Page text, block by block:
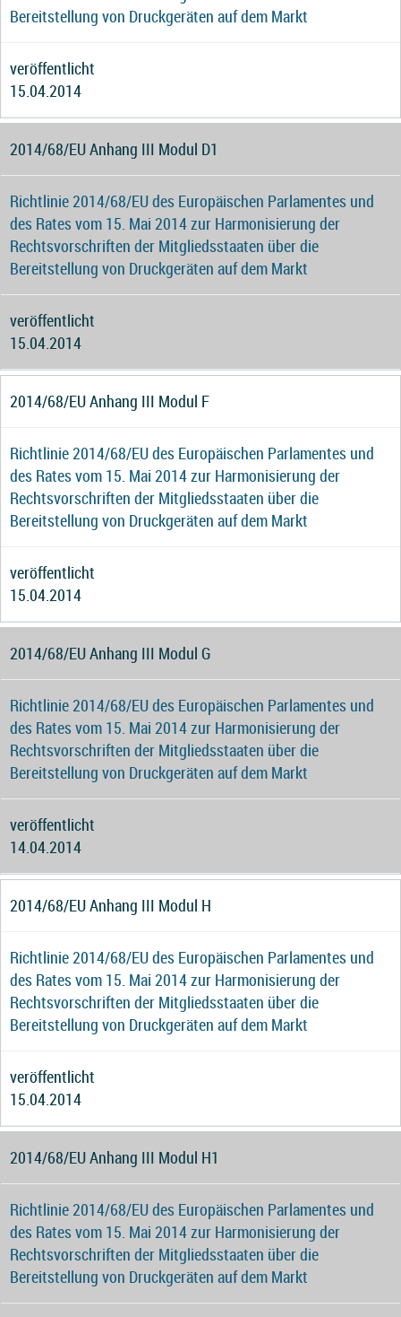
Bereitstellung von Druckgeräten auf dem Markt
veröffentlicht
15.04.2014
2014/68/EU Anhang III Modul D1
Richtlinie 2014/68/EU des Europäischen Parlamentes und
des Rates vom 15. Mai 2014 zur Harmonisierung der
Rechtsvorschriften der Mitgliedsstaaten über die
Bereitstellung von Druckgeräten auf dem Markt
veröffentlicht
15.04.2014
2014/68/EU Anhang III Modul F
Richtlinie 2014/68/EU des Europäischen Parlamentes und
des Rates vom 15. Mai 2014 zur Harmonisierung der
Rechtsvorschriften der Mitgliedsstaaten über die
Bereitstellung von Druckgeräten auf dem Markt
veröffentlicht
15.04.2014
2014/68/EU Anhang III Modul G
Richtlinie 2014/68/EU des Europäischen Parlamentes und
des Rates vom 15. Mai 2014 zur Harmonisierung der
Rechtsvorschriften der Mitgliedsstaaten über die
Bereitstellung von Druckgeräten auf dem Markt
veröffentlicht
14.04.2014
2014/68/EU Anhang III Modul H
Richtlinie 2014/68/EU des Europäischen Parlamentes und
des Rates vom 15. Mai 2014 zur Harmonisierung der
Rechtsvorschriften der Mitgliedsstaaten über die
Bereitstellung von Druckgeräten auf dem Markt
veröffentlicht
15.04.2014
2014/68/EU Anhang III Modul H1
Richtlinie 2014/68/EU des Europäischen Parlamentes und
des Rates vom 15. Mai 2014 zur Harmonisierung der
Rechtsvorschriften der Mitgliedsstaaten über die
Bereitstellung von Druckgeräten auf dem Markt